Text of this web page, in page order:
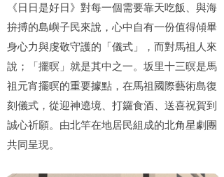
《日日是好日》對每一個需要靠天吃飯、與海
拚搏的島嶼子民來說，心中自有一份值得傾畢
身心力與虔敬守護的「儀式」，而對馬祖人來
說；「擺暝」就是其中之一。坂里十三暝是馬
祖元宵擺暝的重要據點，在馬祖國際藝術島復
刻儀式，從迎神遶境、打鑼食酒、送喜祝賀到
誠心祈願。由北竿在地居民組成的北角星劇團
共同呈現。